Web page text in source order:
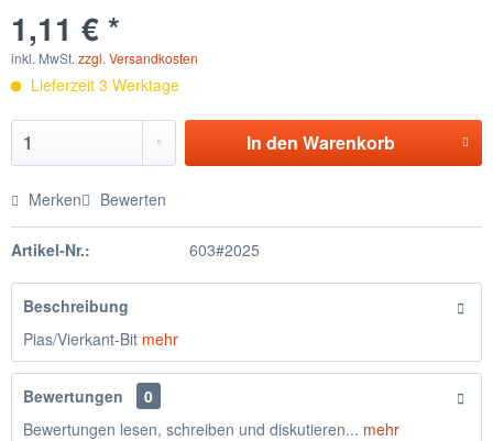
1,11 € *
inkl. MwSt. zzgl. Versandkosten
Lieferzeit 3 Werktage
In den Warenkorb
Merken Bewerten
Artikel-Nr.: 603#2025
Beschreibung
Pias/Vierkant-Bit mehr
Bewertungen
0
Bewertungen lesen, schreiben und diskutieren... mehr